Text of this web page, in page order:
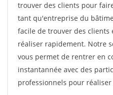
trouver des clients pour
tant qu'entreprise du
facile de trouver des clients
réaliser rapidement. Notre
vous permet de rentrer en
instantannée avec des
professionnels pour